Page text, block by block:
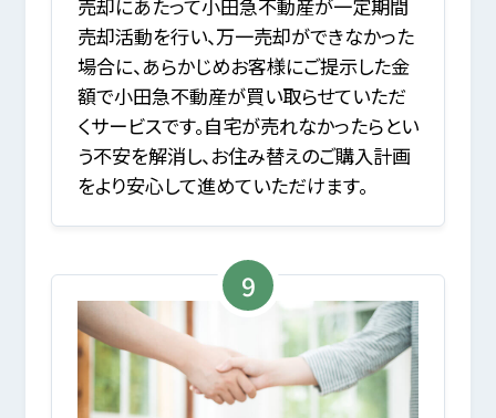
売却にあたって小田急不動産が一定期間
売却活動を行い、万一売却ができなかった
場合に、あらかじめお客様にご提示した金
額で小田急不動産が買い取らせていただ
くサービスです。自宅が売れなかったらとい
う不安を解消し、お住み替えのご購入計画
をより安心して進めていただけます。
9